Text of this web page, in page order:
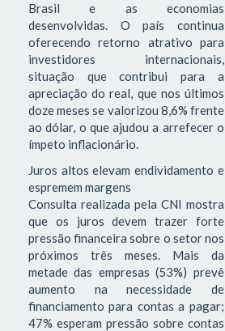
Brasil e as economias
desenvolvidas. O país continua
oferecendo retorno atrativo para
investidores internacionais,
situação que contribui para a
apreciação do real, que nos últimos
doze meses se valorizou 8,6% frente
ao dólar, o que ajudou a arrefecer o
ímpeto inflacionário.
Juros altos elevam endividamento e
espremem margens
Consulta realizada pela CNI mostra
que os juros devem trazer forte
pressão financeira sobre o setor nos
próximos três meses. Mais da
metade das empresas (53%) prevê
aumento na necessidade de
financiamento para contas a pagar;
47% esperam pressão sobre contas